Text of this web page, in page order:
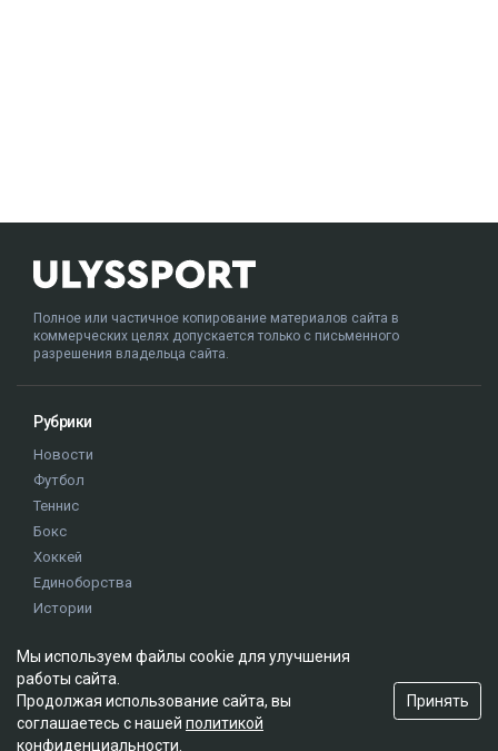
Полное или частичное копирование материалов сайта в
коммерческих целях допускается только с письменного
разрешения владельца сайта.
Рубрики
Новости
Футбол
Теннис
Бокс
Хоккей
Единоборства
Истории
Редакция
О проекте
Мы используем файлы cookie для улучшения
работы сайта.
Продолжая использование сайта, вы
соглашаетесь с нашей политикой
конфиденциальности
Принять